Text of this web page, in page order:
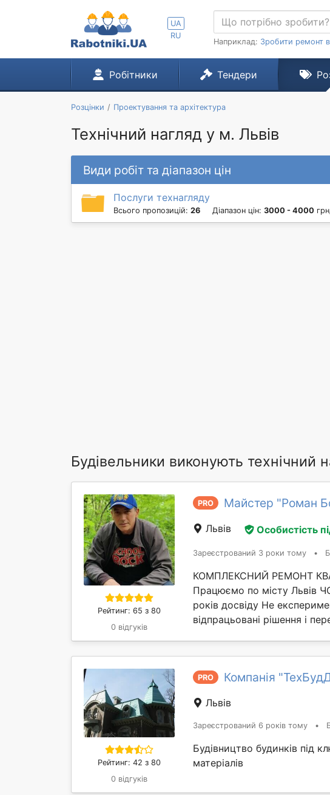
UA
RU
Наприклад: Зробити ремонт в
Робітники Тендери
Розцінки Проектування та архітектура
Технічний нагляд у м. Львів
Види робіт та діапазон цін
Послуги технагляду
Всього пропозицій: 26 Діапазон цін: 3000 - 4000
Будівельники виконують технічний
Рейтинг: 65 з 80
0 відгуків
PRO Майстер "Роман
Львів Особистість
Зареєстрований 3 роки тому •
КОМПЛЕКСНИЙ РЕМОНТ
Працюємо по місту
років досвіду Не
відпрацьовані рішення і
Рейтинг: 42 з 80
0 відгуків
PRO Компанія
Львів
Зареєстрований 6 років тому •
Будівництво будинків під
матеріалів